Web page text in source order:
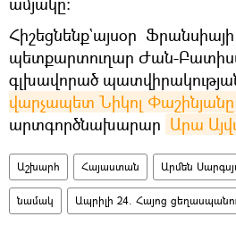
Հիշեցնենք`այսօր
պետքարտուղար Ժան-
գլխավորած
վարչապետ Նիկոլ Փաշինյանը
արտգործնախարար Արա
Աշխարհ Հայաստան Արմեն
նամակ Ապրիլի 24. Հայոց